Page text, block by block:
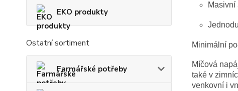
EKO produkty
Ostatní sortiment
Farmářské potřeby
Masivní
Minimální
Míčová
také v
venkovní i